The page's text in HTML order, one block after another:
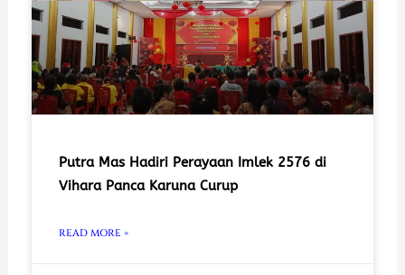
Putra Mas Hadiri Perayaan Imlek 2576 di
Vihara Panca Karuna Curup
READ MORE »